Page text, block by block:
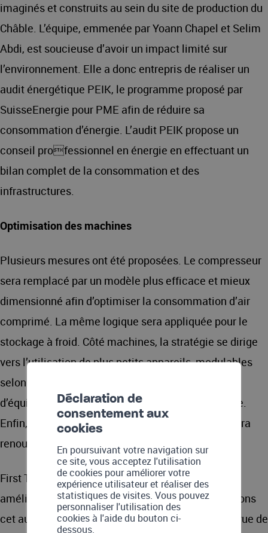
imaginés et construits au sein du site de production du
Châble. L’équipe, emmenée par Yoann Chapel et Selim
Abdi, est soucieuse d’avoir un impact limité sur
l’environnement. Elle a donc entrepris de réaliser un
audit énergétique PEIK, le programme proposé par
SuisseEnergie pour PME afin de réduire sa
consommation d’énergie. L’audit PEIK propose un
conseil professionnel en énergie en effectuant un
bilan complet de la consommation et des
infrastructures.
Optimisation des machines
Plusieurs mesures ont été proposées. Le compresseur
sera remplacé par un modèle plus efficace et mieux
dimensionné afin d’optimiser la consommation d’air
comprimé. La même logique sera appliquée pour le
stockage à froid. Côté machines, la stratégie se dirige
vers l’utilisation de plus petits appareils, modulables
selon l’évolution de la production, au lieu
d’équipements lourds fonctionnant en sous-charge.
Enfin, la motorisation de certaines installations sera
renouvelée.
First Track observe avec attention toutes ces
améliorations. « En tant que locataires, nous utilisons
cet audit pour approfondir nos connaissances en vue de
Déclaration de
consentement aux
cookies
En poursuivant votre navigation sur
ce site, vous acceptez l'utilisation
de cookies pour améliorer votre
expérience utilisateur et réaliser des
statistiques de visites. Vous pouvez
personnaliser l'utilisation des
cookies à l'aide du bouton ci-
dessous.